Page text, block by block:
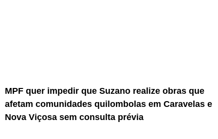
MPF quer impedir que Suzano realize obras que
afetam comunidades quilombolas em Caravelas e
Nova Viçosa sem consulta prévia